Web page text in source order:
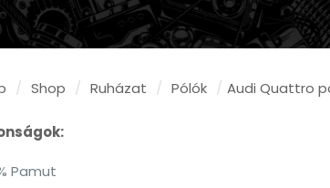
/ Shop / Ruházat / Pólók / Audi Quattro
Pamut